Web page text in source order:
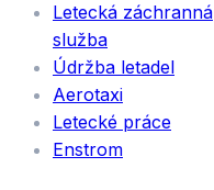
Letecká záchranná
služba
Údržba letadel
Aerotaxi
Letecké práce
Enstrom